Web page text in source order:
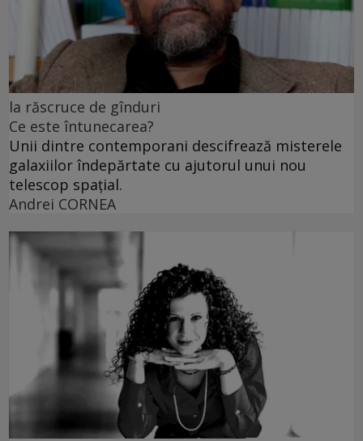
la răscruce de gînduri
Ce este întunecarea?
Unii dintre contemporani descifrează misterele
galaxiilor îndepărtate cu ajutorul unui nou
telescop spațial.
Andrei CORNEA